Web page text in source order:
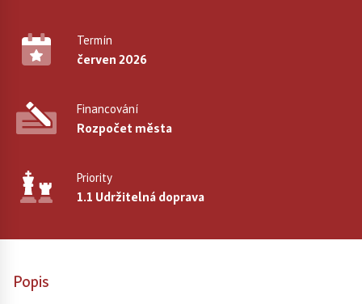
Termín
červen 2026
Financování
Rozpočet města
Priority
1.1 Udržitelná doprava
Popis